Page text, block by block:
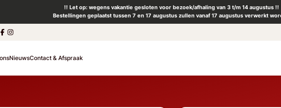
!! Let op: wegens vakantie gesloten voor bezoek/afhaling van 3 t/m 14 augustus !!
Bestellingen geplaatst tussen 7 en 17 augustus zullen vanaf 17 augustus verwerkt
NieuwsContact & Afspraak